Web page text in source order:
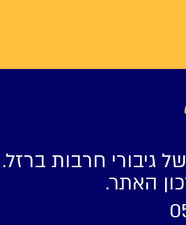
גיבורי חרבות ברזל.
האתר.